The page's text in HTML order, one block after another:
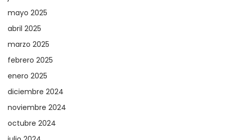
mayo 2025
abril 2025
marzo 2025
febrero 2025
enero 2025
diciembre 2024
noviembre 2024
octubre 2024